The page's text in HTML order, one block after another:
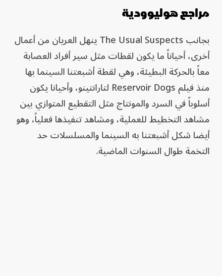
مراجع هوليوودية
بجانب The Usual Suspects ينهل العريان من أعمال
أخرى، أحياناً ما يكون لقطات مثل سير أفراد العصابة
معاً بالحركة البطيئة، وهي لقطة أشبعتنا السينما بها
منذ فيلم Reservoir Dogs لتارانتينو، وأحيانا يكون
أسلوباً في السرد والمونتاج مثل التقطيع المتوازي بين
مشاهد التخطيط للعملية، ومشاهد تنفيذها فعلياً، وهو
أيضا شكل أشبعتنا به السينما والمسلسلات حد
التخمة طوال السنوات الماضية.